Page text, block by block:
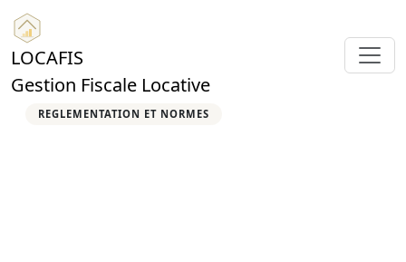
LOCAFIS
Gestion Fiscale Locative
REGLEMENTATION ET NORMES